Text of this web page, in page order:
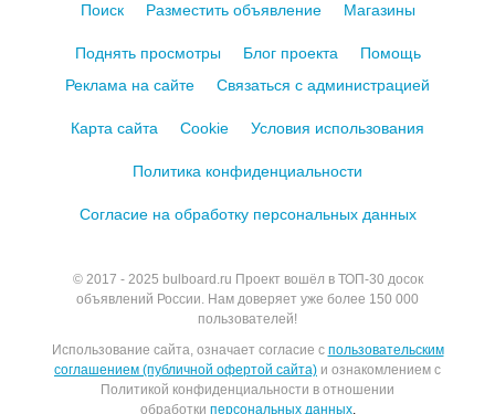
© 2017 - 2025 bulboard.ru Проект вошёл в ТОП-30 досок
объявлений России. Нам доверяет уже более 150 000
пользователей!
Использование сайта, означает согласие с пользовательским
соглашением (публичной офертой сайта) и ознакомлением с
Политикой конфиденциальности в отношении
обработки персональных данных.
Поиск Разместить объявление Магазины
Поднять просмотры Блог проекта
Помощь
Реклама на сайте
Связаться с администрацией
Карта сайта Cookie Условия использования
Политика конфиденциальности
Согласие на обработку персональных данных